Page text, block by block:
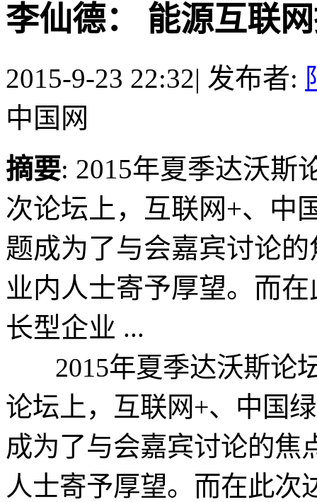
李仙德： 能源互联
2015-9-23 22:32| 发布者:
中国网
摘要: 2015年夏季达沃斯
次论坛上，互联网+、中
题成为了与会嘉宾讨论
业内人士寄予厚望。而
长型企业 ...
2015年夏季达沃斯论
论坛上，互联网+、中国
成为了与会嘉宾讨论的焦
人士寄予厚望。而在此次